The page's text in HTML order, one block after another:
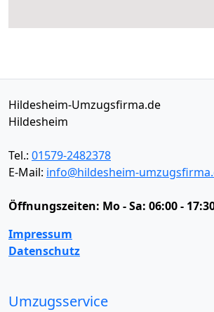
Hildesheim-Umzugsfirma.de
Hildesheim
Tel.: 01579-2482378
E-Mail: info@hildesheim-
Öffnungszeiten: Mo - Sa: 06:00 -
Impressum
Datenschutz
Umzugsservice